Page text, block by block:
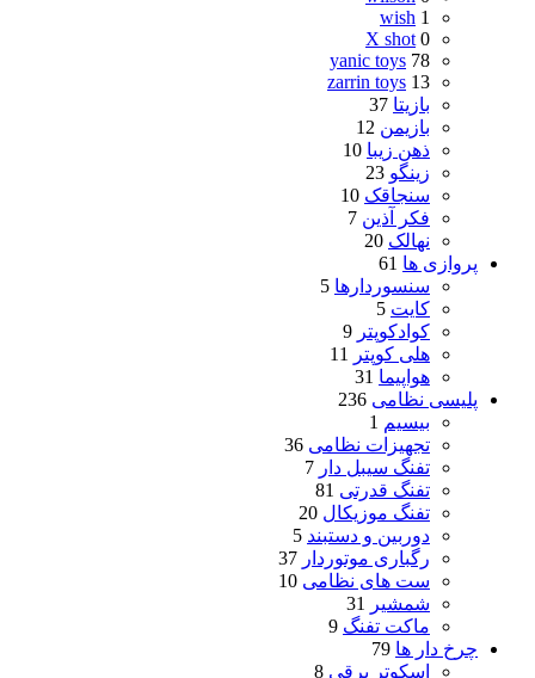
wish 1
X shot 0
yanic toys 78
zarrin toys 13
بازیتا 37
بازیمن 12
ذهن زیبا 10
زینگو 23
سنجاقک 10
فکر آذین 7
نهالک 20
پروازی ها 61
سنسوردارها 5
کایت 5
کوادکوپتر 9
هلی کوپتر
11
هواپیما 31
پلیسی نظامی 236
بیسیم 1
تجهیزات نظامی 36
تفنگ سیبل دار 7
تفنگ قدرتی 81
تفنگ موزیکال 20
دوربین و دستبند 5
رگباری موتوردار 37
ست های نظامی 10
شمشیر
31
ماکت تفنگ 9
چرخ دار ها 79
اسکوتر برقی 8